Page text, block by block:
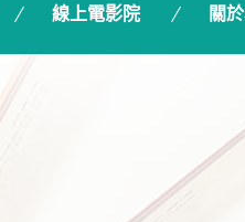
線上電影院 關